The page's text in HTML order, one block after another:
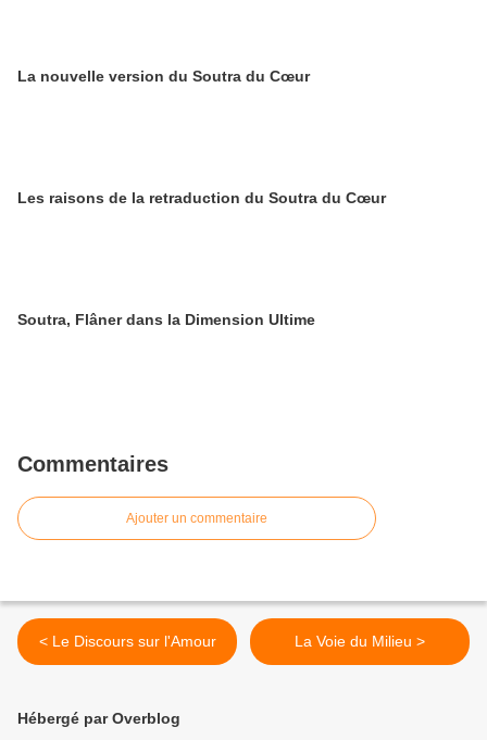
La nouvelle version du Soutra du Cœur
Les raisons de la retraduction du Soutra du Cœur
Soutra, Flâner dans la Dimension Ultime
Commentaires
Ajouter un commentaire
< Le Discours sur l'Amour La Voie du Milieu >
Hébergé par Overblog